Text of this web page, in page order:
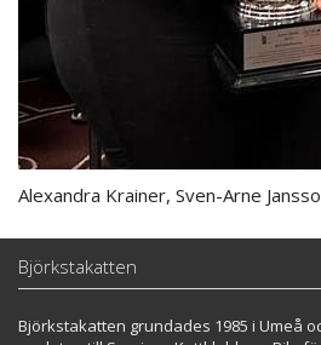
Alexandra Krainer, Sven-Arne
Björkstakatten
Björkstakatten grundades 1985 i Umeå